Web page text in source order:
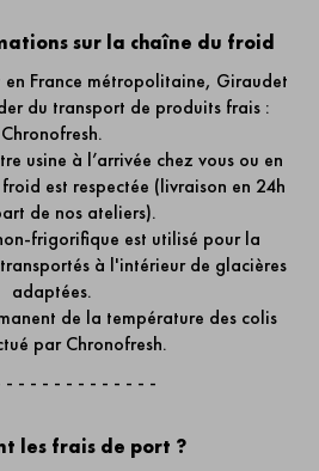
sur la chaîne du froid
France métropolitaine, Giraudet
du transport de produits frais :
Chronofresh.
usine à l’arrivée chez vous ou en
est respectée (livraison en 24h
de nos ateliers).
frigorifique est utilisé pour la
à l'intérieur de glacières
adaptées.
de la température des colis
par Chronofresh.
- - - - - - - - - - - - -
les frais de port ?